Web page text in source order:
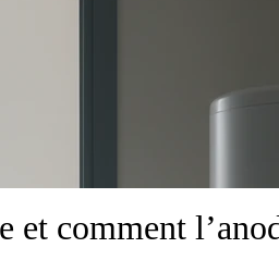
et comment